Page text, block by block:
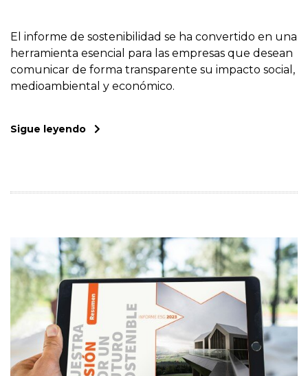
El informe de sostenibilidad se ha convertido en una
herramienta esencial para las empresas que desean
comunicar de forma transparente su impacto social,
medioambiental y económico.
Sigue leyendo